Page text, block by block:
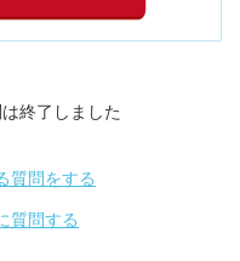
終了しました
質問をする
質問する